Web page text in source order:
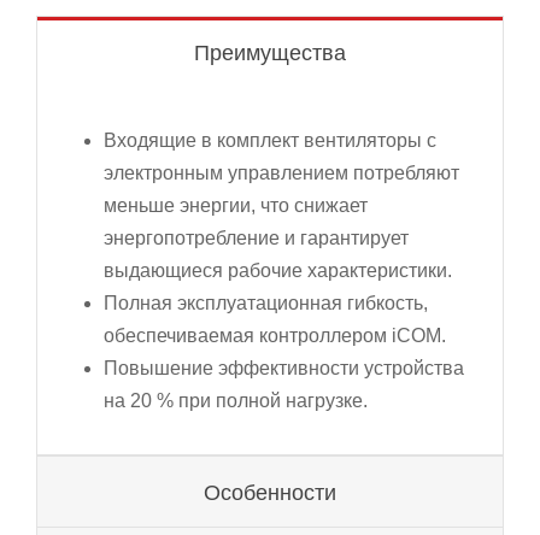
Преимущества
Входящие в комплект вентиляторы с
электронным управлением потребляют
меньше энергии, что снижает
энергопотребление и гарантирует
выдающиеся рабочие характеристики.
Полная эксплуатационная гибкость,
обеспечиваемая контроллером iCOM.
Повышение эффективности устройства
на 20 % при полной нагрузке.
Особенности